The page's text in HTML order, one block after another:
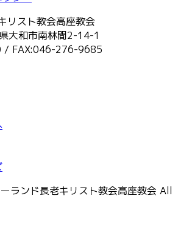
リスト教会高座教会
大和市南林間2-14-1
FAX:046-276-9685
ランド長老キリスト教会高座教会 All